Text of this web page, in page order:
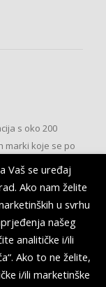
s oko 200
marki koje se po
Vaš se uređaj
Ako nam želite
u svrhu
našeg
analitičke i/ili
Ako to ne želite,
i/ili marketinške